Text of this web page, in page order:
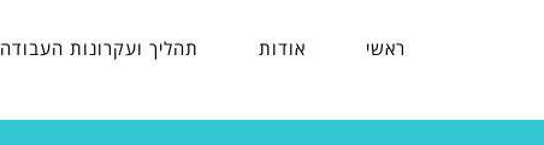
ראשי אודות תהליך ועקרונות העבודה